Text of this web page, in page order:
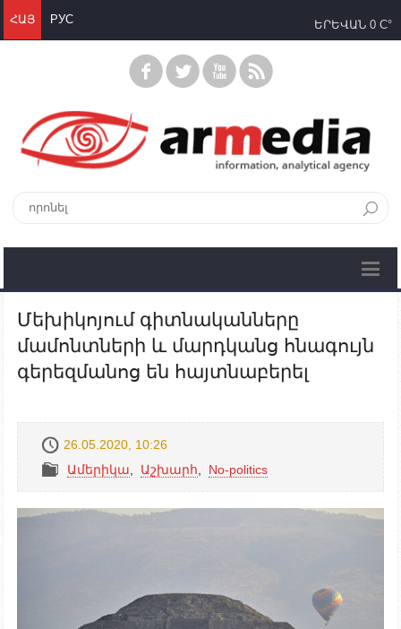
ՀԱՅ РУС ԵՐԵՎԱՆ 0 C°
Մեխիկոյում գիտնականները
մամոնտների և մարդկանց հնագույն
գերեզմանոց են հայտնաբերել
26.05.2020, 10:26
Ամերիկա
Աշխարհ No-politics